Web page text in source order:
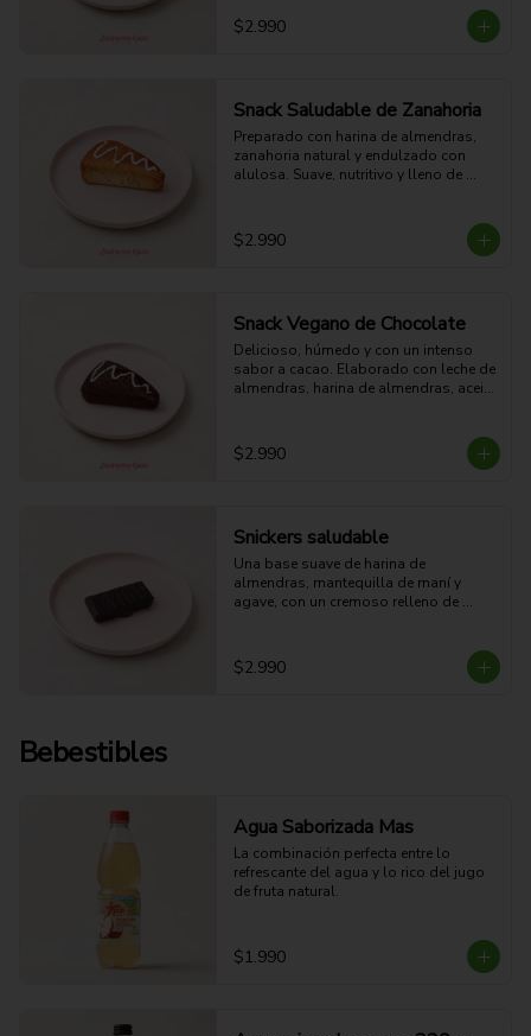
sin azúcar añadida, es ideal para
consumir antes o después del
$2.990
Snack Saludable de Zanahoria
Preparado con harina de almendras,
zanahoria natural y endulzado con
alulosa. Suave, nutritivo y lleno de
azúcar añadida y elaborado con
ingredientes reales.(62g)
$2.990
Snack Vegano de Chocolate
Delicioso, húmedo y con un intenso
sabor a cacao. Elaborado con leche de
almendras, harina de almendras, aceite
vegana, sustentable y perfecta para
disfrutar un antojo dulce. (62g)
$2.990
Snickers saludable
Una base suave de harina de
almendras, mantequilla de maní y
agave, con un cremoso relleno de
$2.990
Bebestibles
Agua Saborizada Mas
La combinación perfecta entre lo
refrescante del agua y lo rico del jugo
de fruta natural.
$1.990